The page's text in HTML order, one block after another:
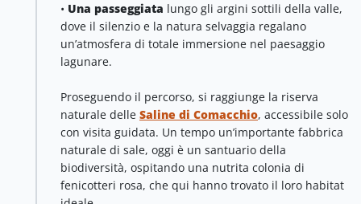
• Una passeggiata lungo gli argini sottili della valle,
dove il silenzio e la natura selvaggia regalano
un’atmosfera di totale immersione nel paesaggio
lagunare.
Proseguendo il percorso, si raggiunge la riserva
naturale delle Saline di Comacchio, accessibile solo
con visita guidata. Un tempo un’importante fabbrica
naturale di sale, oggi è un santuario della
biodiversità, ospitando una nutrita colonia di
fenicotteri rosa, che qui hanno trovato il loro habitat